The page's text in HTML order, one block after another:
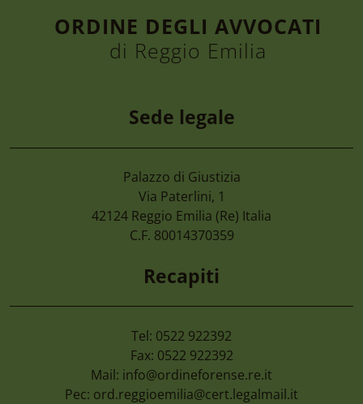
ORDINE DEGLI AVVOCATI
di Reggio Emilia
Sede legale
Palazzo di Giustizia
Via Paterlini, 1
42124 Reggio Emilia (Re) Italia
C.F. 80014370359
Recapiti
Tel: 0522 922392
Fax: 0522 922392
Mail: info@ordineforense.re.it
Pec: ord.reggioemilia@cert.legalmail.it